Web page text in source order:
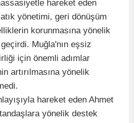
hareket eden
yönetimi, geri dönüşüm
korunmasına yönelik
Muğla'nın eşsiz
için önemli adımlar
artırılmasına yönelik
hareket eden Ahmet
yönelik destek